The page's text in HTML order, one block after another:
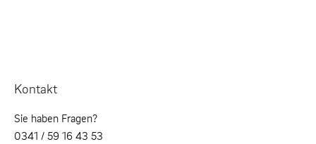
Kontakt
Sie haben Fragen?
0341 / 59 16 43 53